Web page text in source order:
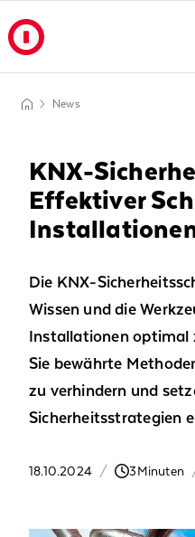
News
KNX-
Effektiver
Die KNX-
Wissen und die
Installationen optimal
Sie bewährte
zu verhindern und
Sicherheitsstrategien
18.10.2024 / 3Minuten